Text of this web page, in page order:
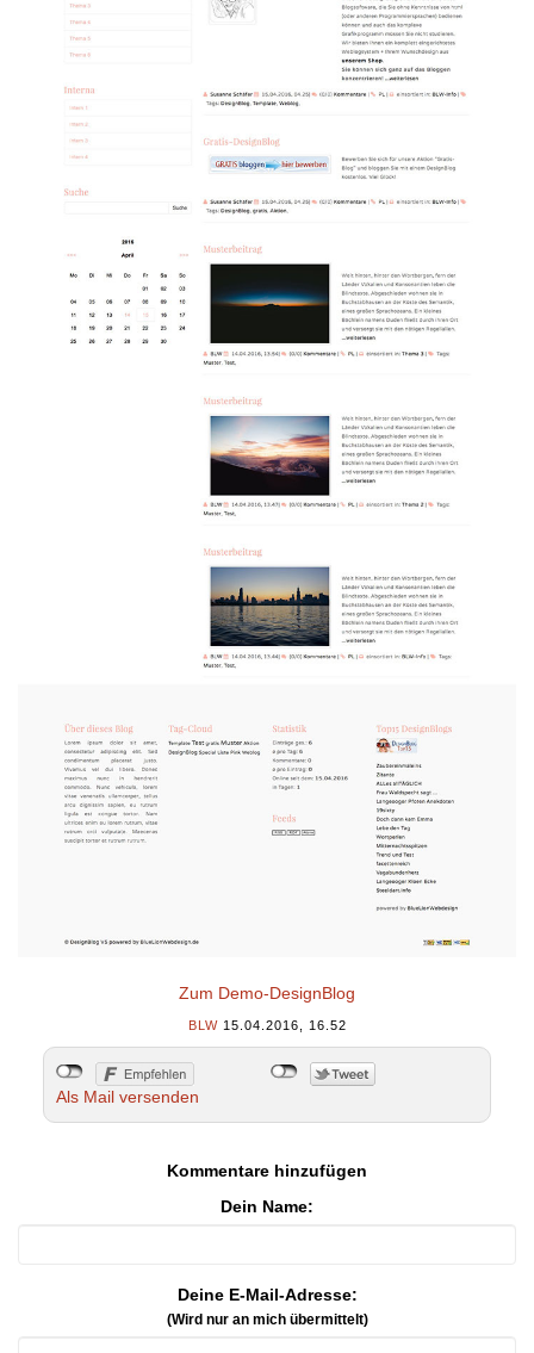
Zum Demo-DesignBlog
BLW15.04.2016, 16.52
Als Mail versenden
Kommentare hinzufügen
Dein Name:
Deine E-Mail-Adresse:
(Wird nur an mich übermittelt)